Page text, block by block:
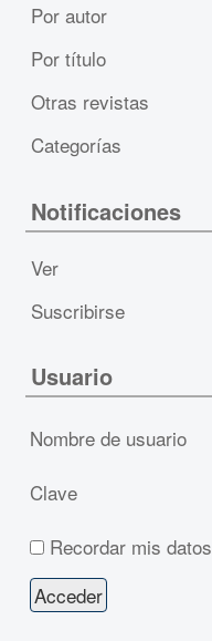
Por autor
Por título
Otras revistas
Categorías
Notificaciones
Ver
Suscribirse
Usuario
Nombre de usuario
Clave
Recordar mis datos